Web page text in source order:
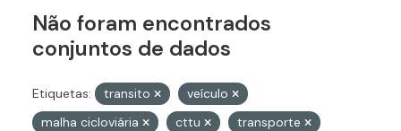
Não foram encontrados
conjuntos de dados
Etiquetas: transito
veículo
malha cicloviária
cttu
transporte